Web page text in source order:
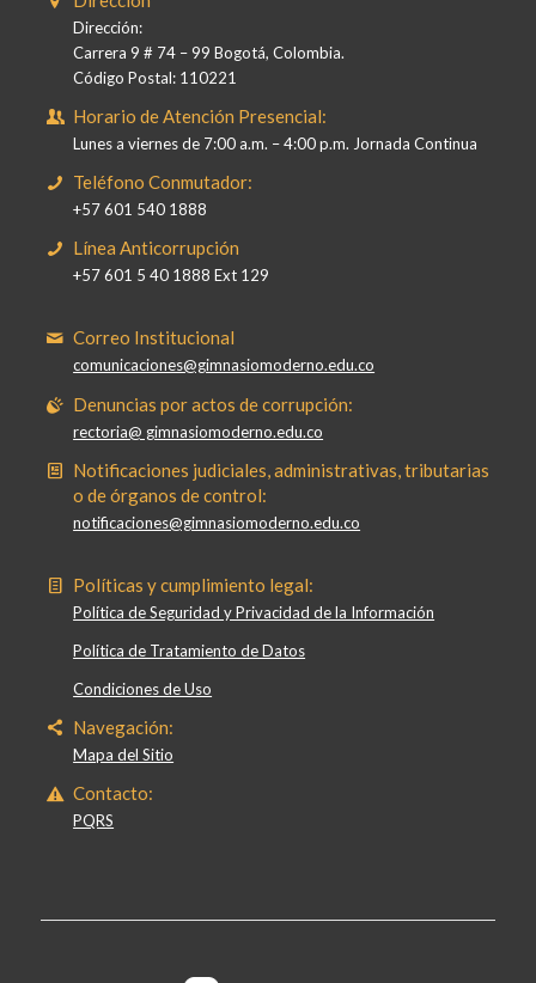
Dirección:
Carrera 9 # 74 – 99 Bogotá, Colombia.
Código Postal: 110221
Horario de Atención Presencial:
Lunes a viernes de 7:00 a.m. – 4:00 p.m. Jornada Continua
Teléfono Conmutador:
+57 601 540 1888
Línea Anticorrupción
+57 601 5 40 1888 Ext 129
Correo Institucional
comunicaciones@gimnasiomoderno.edu.co
Denuncias por actos de corrupción:
rectoria@ gimnasiomoderno.edu.co
Notificaciones judiciales, administrativas, tributarias
o de órganos de control:
notificaciones@gimnasiomoderno.edu.co
Políticas y cumplimiento legal:
Política de Seguridad y Privacidad de la Información
Política de Tratamiento de Datos
Condiciones de Uso
Navegación:
Mapa del Sitio
Contacto:
PQRS